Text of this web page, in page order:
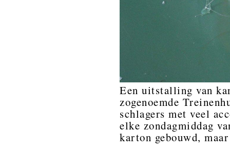
Een uitstalling van
zogenoemde
schlagers met veel
elke zondagmiddag
karton gebouwd,